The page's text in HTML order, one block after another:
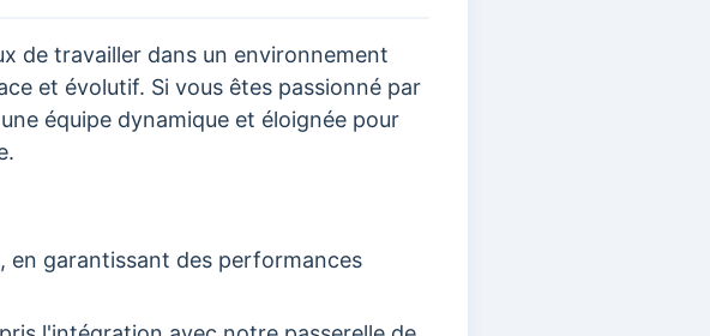
de travailler dans un environnement
et évolutif. Si vous êtes passionné par
équipe dynamique et éloignée pour
en garantissant des performances